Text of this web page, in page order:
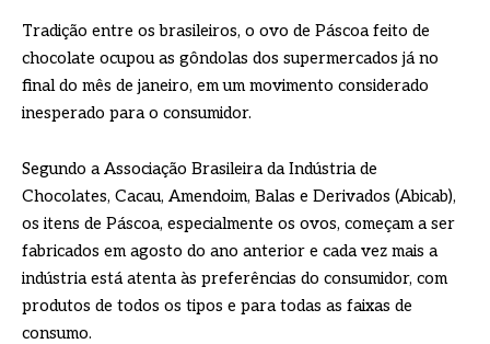
Tradição entre os brasileiros, o ovo de Páscoa feito de
chocolate ocupou as gôndolas dos supermercados já no
final do mês de janeiro, em um movimento considerado
inesperado para o consumidor.
Segundo a Associação Brasileira da Indústria de
Chocolates, Cacau, Amendoim, Balas e Derivados (Abicab),
os itens de Páscoa, especialmente os ovos, começam a ser
fabricados em agosto do ano anterior e cada vez mais a
indústria está atenta às preferências do consumidor, com
produtos de todos os tipos e para todas as faixas de
consumo.